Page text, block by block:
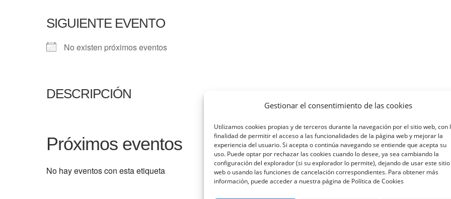
Gestionar el consentimiento de las cookies
Utilizamos cookies propias y de terceros durante la navegación por el sitio web, con
finalidad de permitir el acceso a las funcionalidades de la página web y mejorar la
experiencia del usuario. Si acepta o continúa navegando se entiende que acepta su
uso. Puede optar por rechazar las cookies cuando lo desee, ya sea cambiando la
configuración del explorador (si su explorador lo permite), dejando de usar este sitio
web o usando las funciones de cancelación correspondientes. Para obtener más
información, puede acceder a nuestra página de Política de Cookies
SIGUIENTE EVENTO
No existen próximos eventos
DESCRIPCIÓN
Próximos eventos
No hay eventos con esta etiqueta